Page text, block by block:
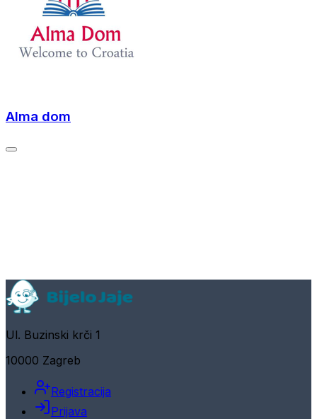
Alma dom
Ul. Buzinski krči 1
10000 Zagreb
Registracija
Prijava